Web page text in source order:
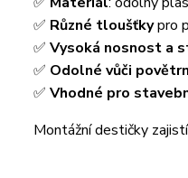
✅ Různé tloušťkypro
✅ Vysoká nosnost a
✅ Odolné vůči
✅ Vhodné pro
Montážní destičky zajistí